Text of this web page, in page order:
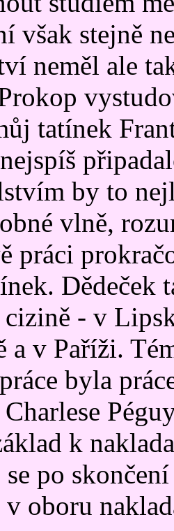
však stejně
neměl ale
tatínek
by to
vlně,
práci
- v
v Paříži.
byla
k
po
oboru